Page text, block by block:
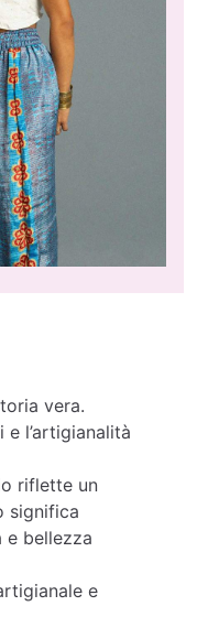
vera.
l’artigianalità
riflette un
significa
e bellezza
e